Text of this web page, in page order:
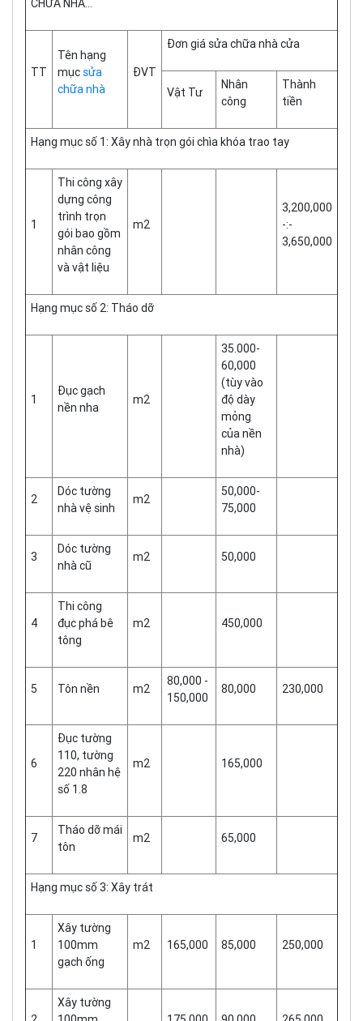
CHỮA NHÀ…
TT
Tên hạng
mụcsửa
chữa nhà
ĐVT
Đơn giá sửa chữa nhà cửa
Vật Tư
Nhân
công
Thành
tiền
Hạng mục số 1: Xây nhà trọn gói chìa khóa trao tay
1
Thi công xây
dựng công
trình trọn
gói bao gồm
nhân công
và vật liệu
m2
3,200,000
-:-
3,650,000
Hạng mục số 2: Tháo dỡ
1
Đục gạch
nền nha
m2
35.000-
60,000
(tùy vào
độ dày
mỏng
của nền
nhà)
2
Dóc tường
nhà vệ sinh
m2
50,000-
75,000
3
Dóc tường
nhà cũ
m2 50,000
4
Thi công
đục phá bê
tông
m2 450,000
5 Tôn nền m2
80,000 -
150,000
80,000 230,000
6
Đục tường
110, tường
220 nhân hệ
số 1.8
m2 165,000
7
Tháo dỡ mái
tôn
m2 65,000
Hạng mục số 3: Xây trát
1
Xây tường
100mm
gạch ống
m2 165,000 85,000 250,000
Xây tường